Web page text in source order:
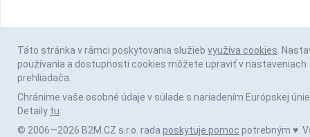
Táto stránka v rámci poskytovania služieb využíva cookies.
používania a dostupnosti cookies môžete upraviť v nastaveniach
prehliadača.
Chránime vaše osobné údaje v súlade s nariadením Európskej únie
Detaily tu.
© 2006—2026 B2M.CZ s.r.o. rada poskytuje pomoc potrebným ♥️.